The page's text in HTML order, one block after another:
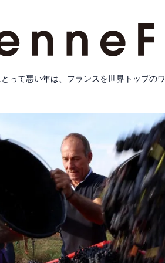
って悪い年は、フランスを世界トップの